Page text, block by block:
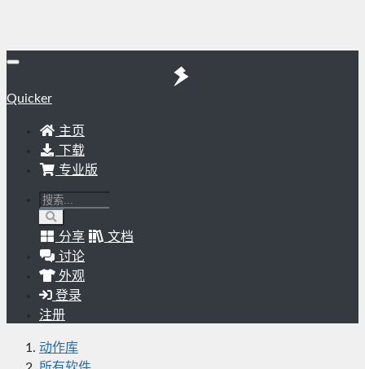
Quicker
主页
下载
专业版
分享
文档
讨论
外观
登录
注册
动作库